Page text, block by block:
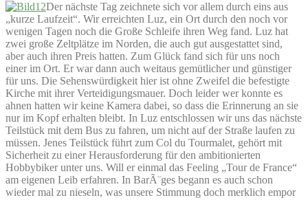
Der nächste Tag zeichnete sich vor allem durch eins aus
„kurze Laufzeit“. Wir erreichten Luz, ein Ort durch den noch vor
wenigen Tagen noch die Große Schleife ihren Weg fand. Luz hat
zwei große Zeltplätze im Norden, die auch gut ausgestattet sind,
aber auch ihren Preis hatten. Zum Glück fand sich für uns noch
einer im Ort. Er war dann auch weitaus gemütlicher und günstiger
für uns. Die Sehenswürdigkeit hier ist ohne Zweifel die befestigte
Kirche mit ihrer Verteidigungsmauer. Doch leider wer konnte es
ahnen hatten wir keine Kamera dabei, so dass die Erinnerung an sie
nur im Kopf erhalten bleibt. In Luz entschlossen wir uns das nächste
Teilstück mit dem Bus zu fahren, um nicht auf der Straße laufen zu
müssen. Jenes Teilstück führt zum Col du Tourmalet, gehört mit
Sicherheit zu einer Herausforderung für den ambitionierten
Hobbybiker unter uns. Will er einmal das Feeling „Tour de France“
am eigenen Leib erfahren. In BarÃ¨ges begann es auch schon
wieder mal zu nieseln, was unsere Stimmung doch merklich empor